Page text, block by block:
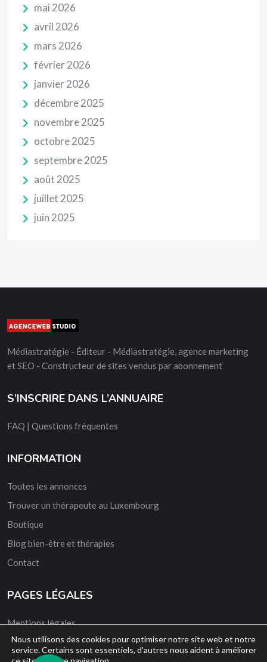
mai 2026
avril 2026
mars 2026
février 2026
janvier 2026
décembre 2025
novembre 2025
octobre 2025
septembre 2025
août 2025
juillet 2025
juin 2025
Médiastratégie - Éditeur - Médiastratégie, agence marketing
et SEO - Constructeur de sites vendus par abonnement
S’INSCRIRE DANS L’ANNUAIRE
FAQ | Questions fréquentes
INFORMATION
Toutes les annonces
Trouver un thérapeute au Luxembourg
Boutique
Blog bien-être et thérapies
Contact
PAGES LÉGALES
Mentions légales
CGV
Nous utilisons des cookies pour optimiser notre site web et notre
service. Certains sont essentiels, d'autres nous aident à améliorer